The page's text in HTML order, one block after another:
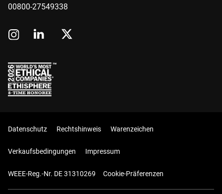
00800-27549338
Datenschutz Rechtshinweis Warenzeichen
Verkaufsbedingungen Impressum
WEEE-Reg.-Nr. DE 31310269 Cookie-Präferenzen